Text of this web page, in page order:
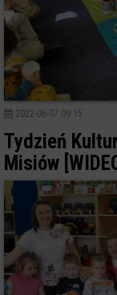
2022-06-07 09:15
Tydzień
Misiów